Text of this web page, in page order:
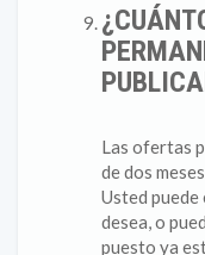
Las ofertas
de dos
Usted
desea, o
puesto ya